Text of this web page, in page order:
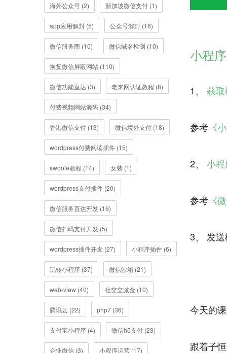
海外公众号 (2) 新加坡微信支付 (1)
app应用解封 (5) 公众号解封 (16)
微信服务商 (10) 微信域名检测 (10)
恢复微信屏蔽网站 (110)
微信功能直达 (3) 老来网认证教程 (8)
付费视频网站源码 (34)
香港微信支付 (13) 微信境外支付 (18)
wordpress付费阅读插件 (15)
swoole教程 (14) 女装 (1)
wordpress支付插件 (20)
微信服务直达开发 (16)
微信扫码支付开发 (5)
wordpress插件开发 (27) 小程序插件 (6)
玩转小程序 (37) 微信沙箱 (21)
web-view (40) 社交立减金 (10)
腾讯云 (22) php7 (36)
支付宝小程序 (4) 微信h5支付 (23)
企业微信 (3) 小程序运营 (17)
小程
1、 获
参考《
2、 小
参考《
3、 发
今天的
跟着子